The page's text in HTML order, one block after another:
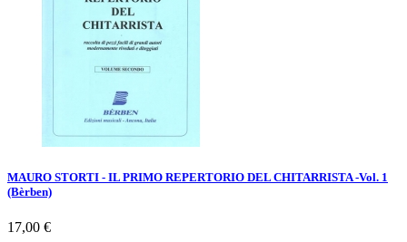
MAURO STORTI - IL PRIMO REPERTORIO DEL CHITARRISTA -Vol. 1
(Bèrben)
Prezzo
17,00 €